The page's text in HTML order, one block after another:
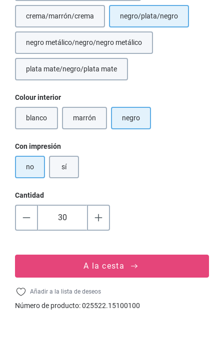
crema/marrón/crema(Esta opción no está disponible en este momento.)
negro/plata/negro
negro metálico/negro/negro metálico
plata mate/negro/plata mate
Seleccione
Colour interior
blanco(Esta opción no está disponible en este momento.)
marrón(Esta opción no está disponible en este momento.)
negro
Seleccione
Con impresión
no sí
Cantidad
A la cesta
Añadir a la lista de deseos
Número de producto:025522.15100100